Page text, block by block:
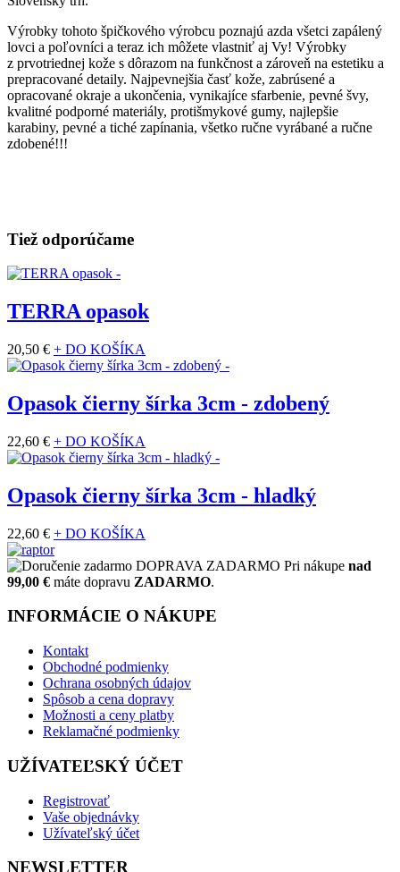
Výrobky tohoto špičkového výrobcu poznajú azda všetci zapálený
lovci a poľovníci a teraz ich môžete vlastniť aj Vy! Výrobky
z prvotriednej kože s dôrazom na funkčnost a zároveň na estetiku a
prepracované detaily. Najpevnejšia časť kože, zabrúsené a
opracované okraje a ukončenia, vynikajíce sfarbenie, pevné švy,
kvalitné podporné materiály, protišmykové gumy, najlepšie
karabiny, pevné a tiché zapínania, všetko ručne vyrábané a ručne
zdobené!!!
Tiež odporúčame
TERRA opasok
20,50 € + DO KOŠÍKA
Opasok čierny šírka 3cm - zdobený
22,60 € + DO KOŠÍKA
Opasok čierny šírka 3cm - hladký
22,60 € + DO KOŠÍKA
DOPRAVA ZADARMO Pri nákupe nad
99,00 € máte dopravu ZADARMO.
INFORMÁCIE O NÁKUPE
Kontakt
Obchodné podmienky
Ochrana osobných údajov
Spôsob a cena dopravy
Možnosti a ceny platby
Reklamačné podmienky
UŽÍVATEĽSKÝ ÚČET
Registrovať
Vaše objednávky
Užívateľský účet
NEWSLETTER